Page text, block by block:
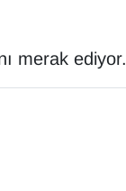
merak ediyor.